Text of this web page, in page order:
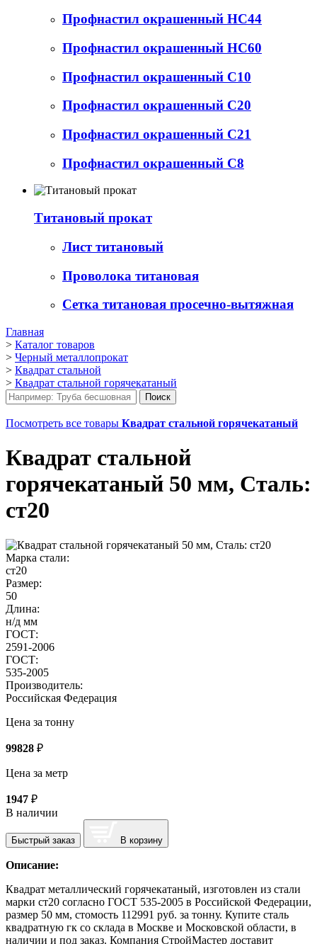
Профнастил окрашенный НС44
Профнастил окрашенный НС60
Профнастил окрашенный С10
Профнастил окрашенный С20
Профнастил окрашенный С21
Профнастил окрашенный С8
Титановый прокат
Лист титановый
Проволока титановая
Сетка титановая просечно-вытяжная
Главная
> Каталог товаров
> Черный металлопрокат
> Квадрат стальной
> Квадрат стальной горячекатаный
Посмотреть все товары Квадрат стальной горячекатаный
Квадрат стальной
горячекатаный 50 мм, Сталь:
ст20
Марка стали:
ст20
Размер:
50
Длина:
н/д мм
ГОСТ:
2591-2006
ГОСТ:
535-2005
Производитель:
Российская Федерация
Цена за тонну
99828 ₽
Цена за метр
1947 ₽
В наличии
Быстрый заказ В корзину
Описание:
Квадрат металлический горячекатаный, изготовлен из стали
марки ст20 согласно ГОСТ 535-2005 в Российской Федерации,
размер 50 мм, стомость 112991 руб. за тонну. Купите сталь
квадратную гк со склада в Москве и Московской области, в
наличии и под заказ. Компания СтройМастер доставит